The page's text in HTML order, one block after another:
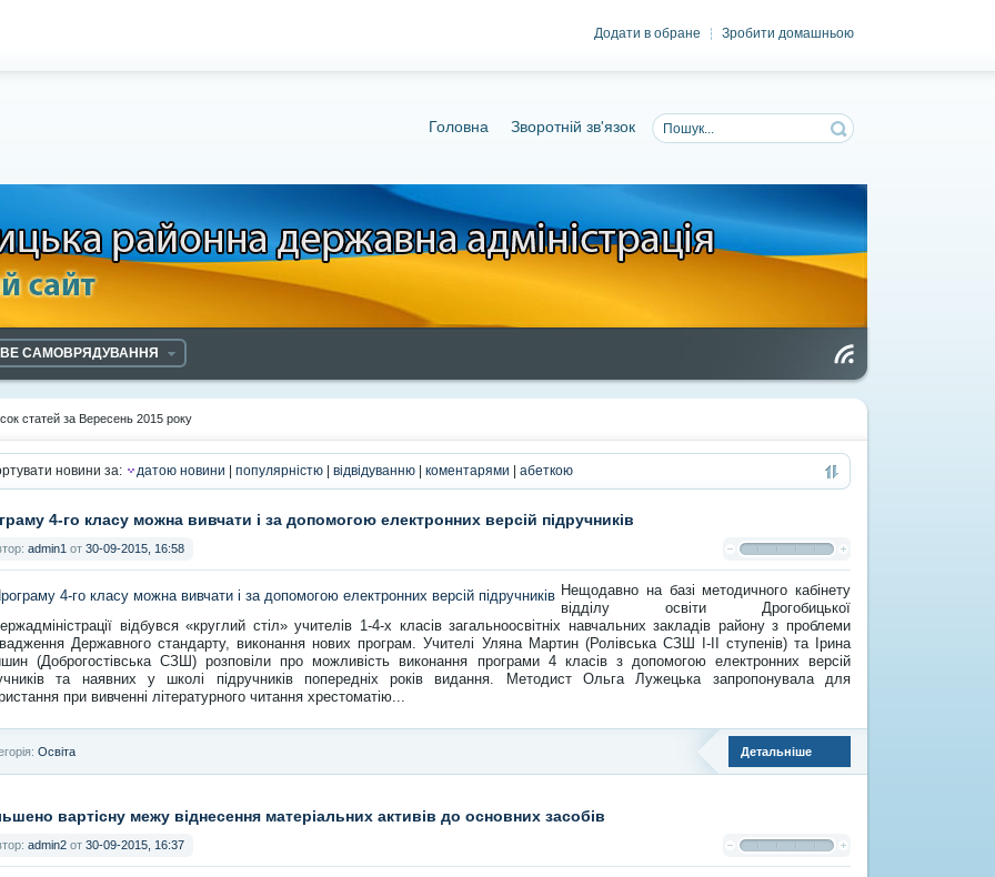
Зробити домашньою
Додати в обране
Головна Зворотній зв'язок
САМОВРЯДУВАННЯ
та
нн
S
статей за Вересень 2015 року
новини за: датою новини популярністю відвідуванню коментарями абеткою
4-го класу можна вивчати і за допомогою електронних версій підручників
admin1 от 30-09-2015, 16:58
Нещодавно на базі методичного кабінету
відділу освіти Дрогобицької
відбувся «круглий стіл» учителів 1-4-х класів загальноосвітніх навчальних закладів району з проблеми
Державного стандарту, виконання нових програм. Учителі Уляна Мартин (Ролівська СЗШ І-ІІ ступенів) та Ірина
(Доброгостівська СЗШ) розповіли про можливість виконання програми 4 класів з допомогою електронних версій
та наявних у школі підручників попередніх років видання.
Методист Ольга Лужецька запропонувала для
при вивченні літературного читання хрестоматію...
Детальніше
Освіта
вартісну межу віднесення матеріальних активів до основних засобів
admin2 от 30-09-2015, 16:37